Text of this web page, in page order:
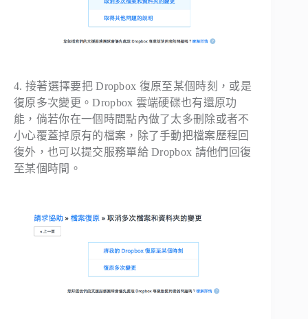
4. 接著選擇要把 Dropbox 復原至某個時刻，或是
復原多次變更。Dropbox 雲端硬碟也有還原功
能，倘若你在一個時間點內做了太多刪除或者不
小心覆蓋掉原有的檔案，除了手動把檔案歷程回
復外，也可以提交服務單給 Dropbox 請他們回復
至某個時間。